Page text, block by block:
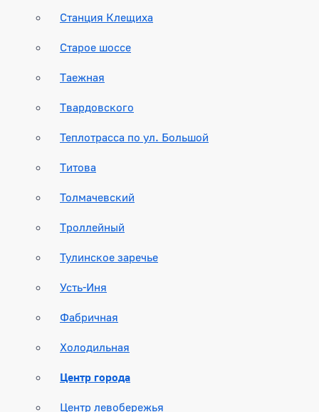
Станция Клещиха
Старое шоссе
Таежная
Твардовского
Теплотрасса по ул. Большой
Титова
Толмачевский
Троллейный
Тулинское заречье
Усть-Иня
Фабричная
Холодильная
Центр города
Центр левобережья